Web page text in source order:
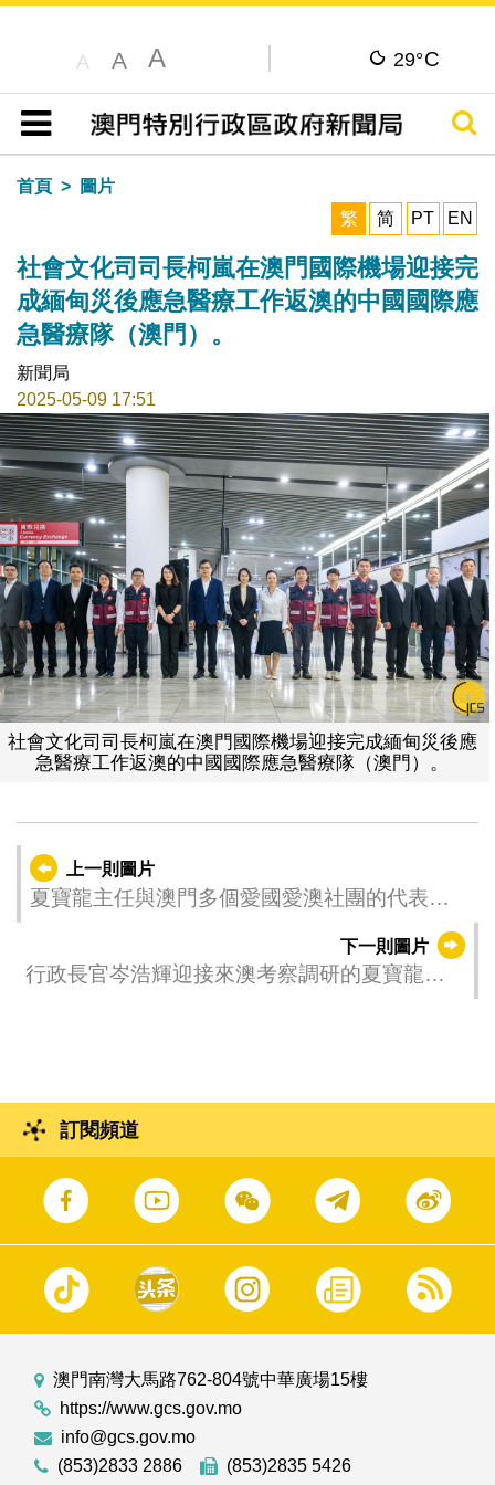
A A A 29°C
目錄
搜尋
首頁
圖片
繁
简 PT EN
社會文化司司長柯嵐在澳門國際機場迎接完
成緬甸災後應急醫療工作返澳的中國國際應
急醫療隊（澳門）。
新聞局
2025-05-09 17:51
社會文化司司長柯嵐在澳門國際機場迎接完成緬甸災後應
急醫療工作返澳的中國國際應急醫療隊（澳門）。
上一則圖片
夏寶龍主任與澳門多個愛國愛澳社團的代表座
下一則圖片
行政長官岑浩輝迎接來澳考察調研的夏寶龍主
訂閱頻道
澳門南灣大馬路762-804號中華廣場15樓
https://www.gcs.gov.mo
info@gcs.gov.mo
(853)2833 2886
(853)2835 5426